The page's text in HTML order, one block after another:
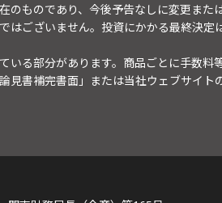
ものであり、今後予告なしに変更また
ございません。投資にかかる最終決
る部分があります。商品ごとに手数料
見書補完書面」または当社ウェブサイト